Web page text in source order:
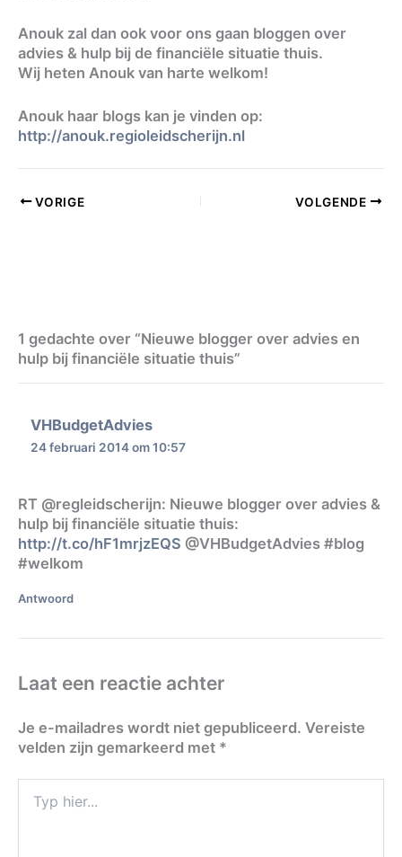
Anouk zal dan ook voor ons gaan bloggen over
advies & hulp bij de financiële situatie thuis.
Wij heten Anouk van harte welkom!
Anouk haar blogs kan je vinden op:
http://anouk.regioleidscherijn.nl
VORIGE VOLGENDE
1 gedachte over “Nieuwe blogger over advies en
hulp bij financiële situatie thuis”
VHBudgetAdvies
24 februari 2014 om 10:57
RT @regleidscherijn: Nieuwe blogger over advies &
hulp bij financiële situatie thuis:
http://t.co/hF1mrjzEQS @VHBudgetAdvies #blog
#welkom
Antwoord
Laat een reactie achter
Je e-mailadres wordt niet gepubliceerd. Vereiste
velden zijn gemarkeerd met *
hier...